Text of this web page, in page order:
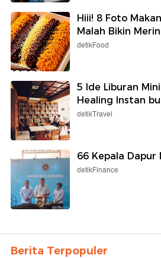
Hiii! 8 Foto
Malah Bikin
detikFood
5 Ide Liburan
Healing Instan
detikTravel
66 Kepala Dapur
detikFinance
Berita Terpopuler